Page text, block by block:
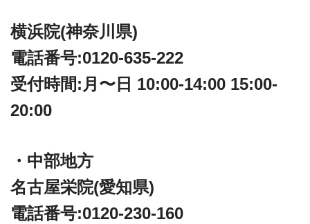
横浜院(神奈川県)
電話番号:0120-635-222
受付時間:月〜日 10:00-14:00 15:00-
20:00
・中部地方
名古屋栄院(愛知県)
電話番号:0120-230-160